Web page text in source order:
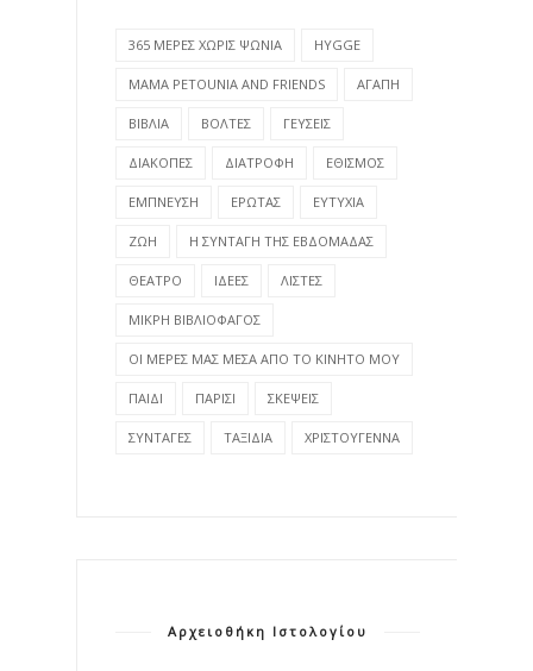
365 ΜΕΡΕΣ ΧΩΡΙΣ ΨΩΝΙΑ HYGGE
MAMA PETOUNIA AND FRIENDS ΑΓΑΠΗ
ΒΙΒΛΙΑ ΒΟΛΤΕΣ ΓΕΥΣΕΙΣ
ΔΙΑΚΟΠΕΣ ΔΙΑΤΡΟΦΗ ΕΘΙΣΜΟΣ
ΕΜΠΝΕΥΣΗ ΕΡΩΤΑΣ ΕΥΤΥΧΙΑ
ΖΩΗ Η ΣΥΝΤΑΓΗ ΤΗΣ ΕΒΔΟΜΑΔΑΣ
ΘΕΑΤΡΟ ΙΔΕΕΣ ΛΙΣΤΕΣ
ΜΙΚΡΗ ΒΙΒΛΙΟΦΑΓΟΣ
ΟΙ ΜΕΡΕΣ ΜΑΣ ΜΕΣΑ ΑΠΟ ΤΟ ΚΙΝΗΤΟ ΜΟΥ
ΠΑΙΔΙ ΠΑΡΙΣΙ ΣΚΕΨΕΙΣ
ΣΥΝΤΑΓΕΣ ΤΑΞΙΔΙΑ ΧΡΙΣΤΟΥΓΕΝΝΑ
Αρχειοθήκη Ιστολογίου